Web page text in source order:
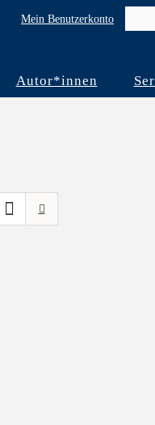
Mein Benutzerkonto
Autor*innen